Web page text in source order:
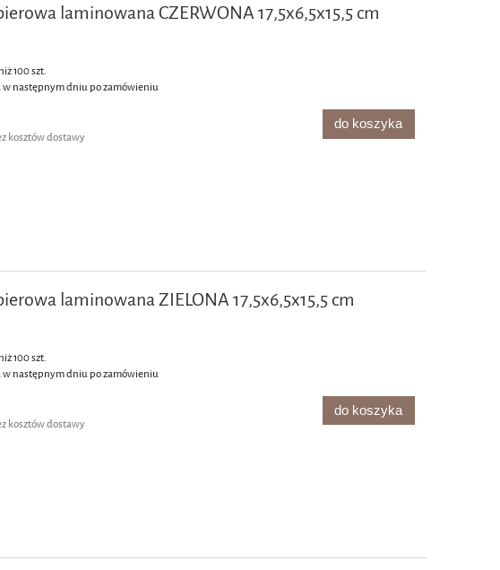
laminowana CZERWONA 17,5x6,5x15,5 cm
100 szt.
w następnym dniu po zamówieniu
kosztów dostawy
do koszyka
laminowana ZIELONA 17,5x6,5x15,5 cm
100 szt.
w następnym dniu po zamówieniu
kosztów dostawy
do koszyka